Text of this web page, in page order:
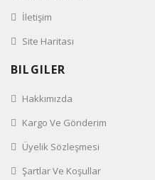
İletişim
Site Haritası
BILGILER
Hakkımızda
Kargo Ve Gönderim
Üyelik Sözleşmesi
Şartlar Ve Koşullar